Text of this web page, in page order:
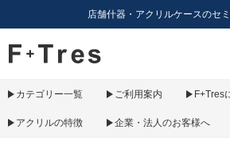
F+Tres｜エフ プラス トレス｜
店舗什器・アクリルケースのセ
カテゴリー一覧 ご利用案内 F+Tres
アクリルの特徴 企業・法人のお客様へ